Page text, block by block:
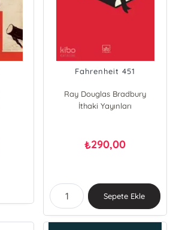
Fahrenheit 451
Ray Douglas Bradbury
İthaki Yayınları
₺290,00
Sepete Ekle